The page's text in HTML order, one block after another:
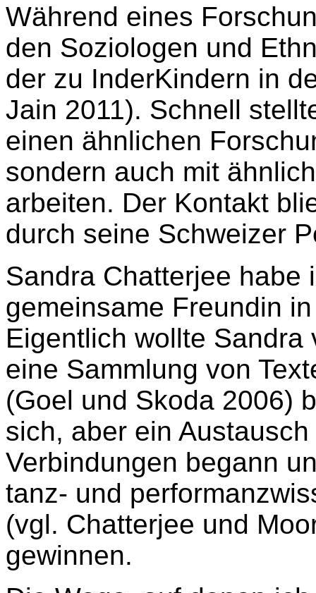
Während eines
den Soziologen und
der zu InderKindern in
Jain 2011). Schnell
einen ähnlichen
sondern auch mit
arbeiten. Der Kontakt
durch seine Schweizer
Sandra Chatterjee
gemeinsame Freundin
Eigentlich wollte
eine Sammlung von
(Goel und Skoda 2006)
sich, aber ein
Verbindungen begann
tanz- und
(vgl. Chatterjee und
gewinnen.